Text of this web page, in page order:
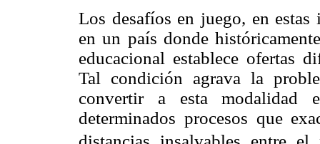
Los desafíos en juego, en
en un país donde
educacional establece ofertas
Tal condición agrava la
convertir a esta modalidad
determinados procesos que